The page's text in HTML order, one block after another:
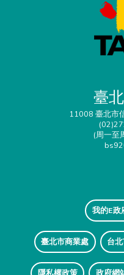
臺
11008 臺北市
(周一至
我的E政
臺北市商業處 台